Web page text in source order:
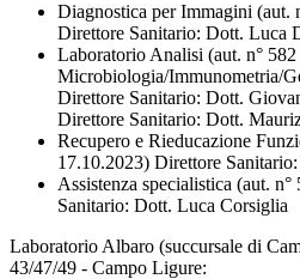
Diagnostica per Immagini (aut.
Direttore Sanitario: Dott. Luca
Laboratorio Analisi (aut. n°
Microbiologia/Immunometria/
Direttore Sanitario: Dott.
Direttore Sanitario: Dott.
Recupero e Rieducazione
17.10.2023) Direttore
Assistenza specialistica (aut.
Sanitario: Dott. Luca Corsiglia
Laboratorio Albaro (succursale di
43/47/49 - Campo Ligure: